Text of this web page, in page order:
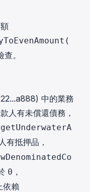
查。
) 中的業務
人有未償還債務，
有抵押品，
0 ，
依賴